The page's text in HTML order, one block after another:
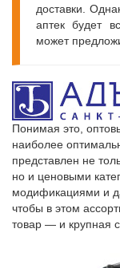
доставки.
аптек будет
может
Понимая это,
наиболее
представлен не
но и ценовыми
модификациями и
чтобы в этом
товар — и крупная